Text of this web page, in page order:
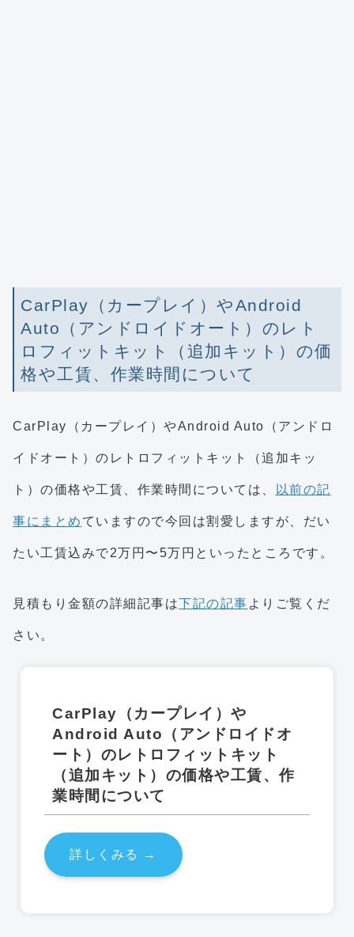
CarPlay（カープレイ）やAndroid
Auto（アンドロイドオート）のレト
ロフィットキット（追加キット）の価
格や工賃、作業時間について
CarPlay（カープレイ）やAndroid Auto（アンドロ
イドオート）のレトロフィットキット（追加キッ
ト）の価格や工賃、作業時間については、 以前の記
事にまとめ ていますので今回は割愛しますが、だい
たい工賃込みで2万円〜5万円といったところです。
見積もり金額の詳細記事は下記の記事 よりご覧くだ
さい。
CarPlay（カープレイ）や
Android Auto（アンドロイドオ
ート）のレトロフィットキット
（追加キット）の価格や工賃、作
業時間について
詳しくみる →